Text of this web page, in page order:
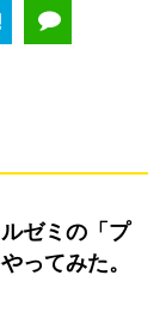
ゼミの「プ
ってみた。